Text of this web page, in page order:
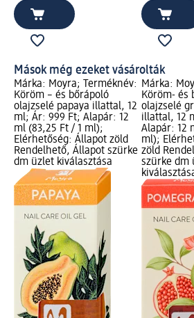
Mások még ezeket vásárolták
Márka: Moyra; Terméknév:
Köröm – és bőrápoló
olajzselé papaya illattal, 12
ml; Ár: 999 Ft; Alapár: 12
ml (83,25 Ft / 1 ml);
Elérhetőség: Állapot zöld
Rendelhető, Állapot szürke
dm üzlet kiválasztása
Márka:
Köröm- és
olajzselé
illattal, 12
Alapár: 12
ml);
zöld
szürke dm